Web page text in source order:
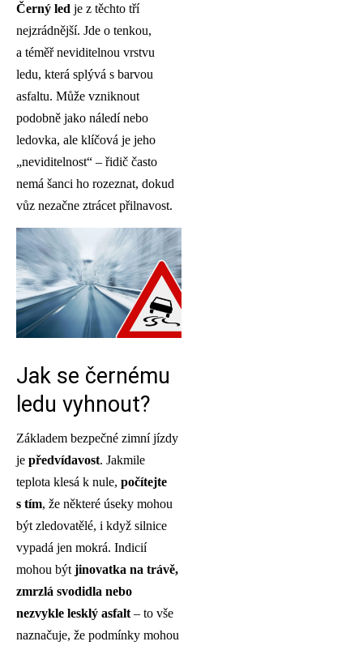
Černý led je z těchto tří
nejzrádnější. Jde o tenkou,
a téměř neviditelnou vrstvu
ledu, která splývá s barvou
asfaltu. Může vzniknout
podobně jako náledí nebo
ledovka, ale klíčová je jeho
„neviditelnost“ – řidič často
nemá šanci ho rozeznat, dokud
vůz nezačne ztrácet přilnavost.
Jak se černému
ledu vyhnout?
Základem bezpečné zimní jízdy
je předvídavost. Jakmile
teplota klesá k nule, počítejte
s tím, že některé úseky mohou
být zledovatělé, i když silnice
vypadá jen mokrá. Indicií
mohou být jinovatka na trávě,
zmrzlá svodidla nebo
nezvykle lesklý asfalt – to vše
naznačuje, že podmínky mohou